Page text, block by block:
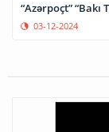
“Azərpoçt”
03-12-2024